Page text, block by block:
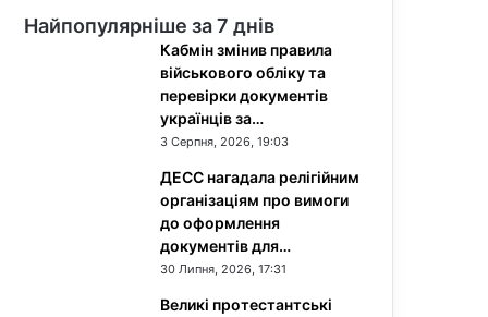
Найпопулярніше за 7 днів
Кабмін змінив правила
військового обліку та
перевірки документів
українців за…
3 Серпня, 2026, 19:03
ДЕСС нагадала релігійним
організаціям про вимоги
до оформлення
документів для…
30 Липня, 2026, 17:31
Великі протестантські